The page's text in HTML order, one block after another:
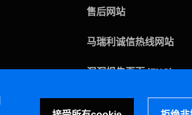
售后网站
马瑞利诚信热线网站
漏洞报告页面 (ENG)